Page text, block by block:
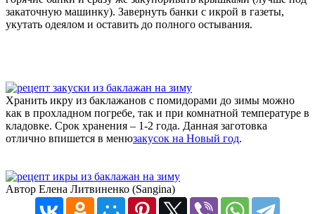
закаточную машинку). Завернуть банки с икрой в газеты,
укутать одеялом и оставить до полного остывания.
Хранить икру из баклажанов с помидорами до зимы можно
как в прохладном погребе, так и при комнатной температуре в
кладовке. Срок хранения – 1-2 года. Данная заготовка
отлично впишется в менюзакусок на Новый год.
Автор Елена Литвиненко (Sangina)